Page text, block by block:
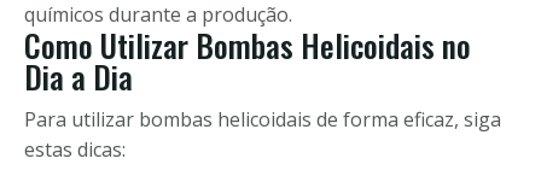
químicos durante a produção.
Como Utilizar Bombas Helicoidais no
Dia a Dia
Para utilizar bombas helicoidais de forma eficaz, siga
estas dicas: